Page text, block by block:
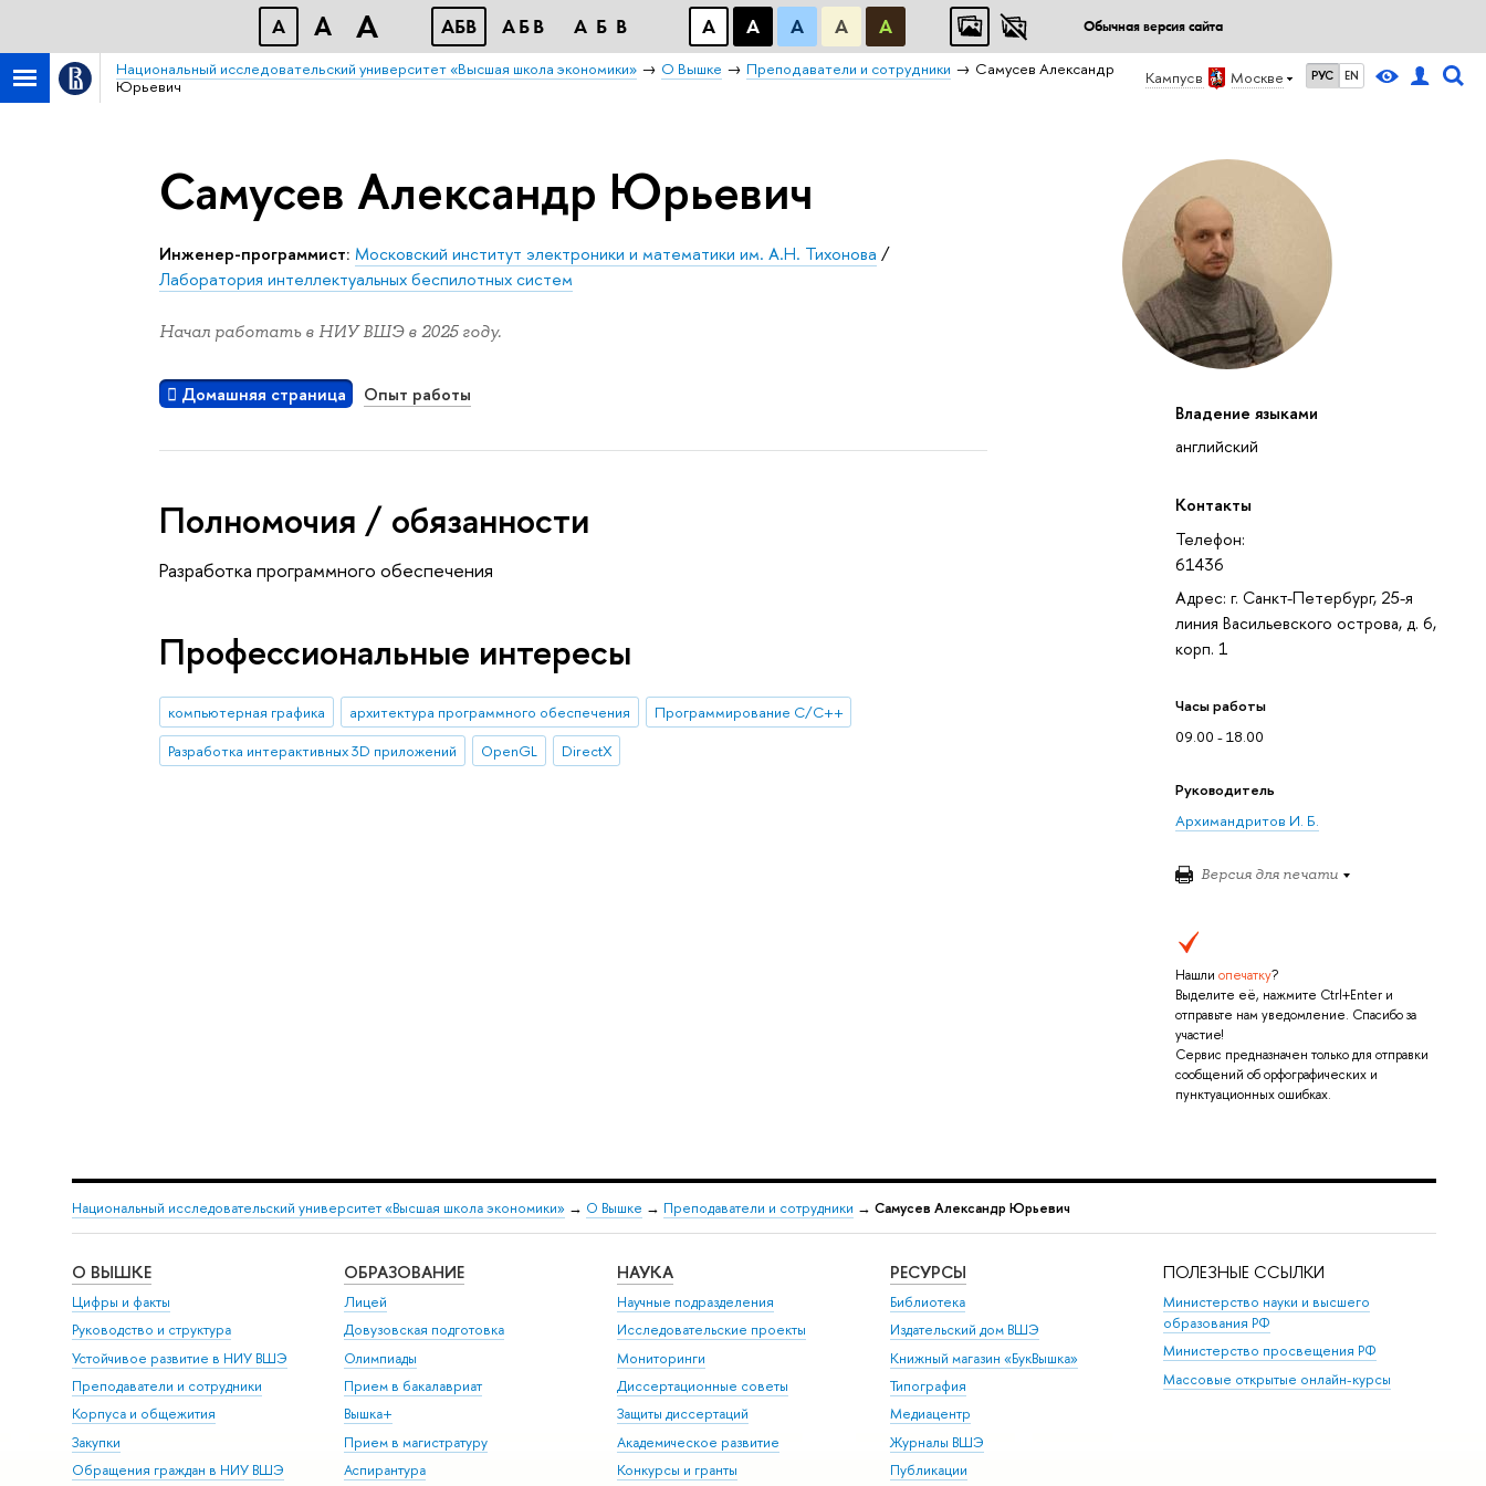
A A A АБB АБB АБB А А А А А Обычная версия сайта
Кампус в Москве РУС EN
Национальный исследовательский университет «Высшая школа экономики» О Вышке Преподаватели и сотрудники
Самусев Александр
Юрьевич
Владение языками
английский
Контакты
Телефон:
61436
Адрес: г. Санкт-Петербург, 25-я
линия Васильевского острова, д. 6,
корп. 1
Часы работы
09.00 - 18.00
Руководитель
Архимандритов И. Б.
Версия для печати
Нашли опечатку?
Выделите её, нажмите Ctrl+Enter и
отправьте нам уведомление. Спасибо за
участие!
Сервис предназначен только для отправки
сообщений об орфографических и
пунктуационных ошибках.
Самусев Александр Юрьевич
Инженер-программист: Московский институт электроники и математики им. А.Н. Тихонова /
Лаборатория интеллектуальных беспилотных систем
Начал работать в НИУ ВШЭ в 2025 году.
Домашняя страница Опыт работы
Полномочия / обязанности
Разработка программного обеспечения
Профессиональные интересы
компьютерная графика архитектура программного обеспечения
Программирование С/С++
Разработка интерактивных 3D приложений
OpenGL DirectX
Национальный исследовательский университет «Высшая школа экономики» → О Вышке → Преподаватели и сотрудники → Самусев Александр Юрьевич
О ВЫШКЕ
Цифры и факты
Руководство и структура
Устойчивое развитие в НИУ ВШЭ
Преподаватели и сотрудники
Корпуса и общежития
Закупки
Обращения граждан в НИУ ВШЭ
ОБРАЗОВАНИЕ
Лицей
Довузовская подготовка
Олимпиады
Прием в бакалавриат
Вышка+
Прием в магистратуру
Аспирантура
НАУКА
Научные подразделения
Исследовательские проекты
Мониторинги
Диссертационные советы
Защиты диссертаций
Академическое развитие
Конкурсы и гранты
РЕСУРСЫ
Библиотека
Издательский дом ВШЭ
Книжный магазин «БукВышка»
Типография
Медиацентр
Журналы ВШЭ
Публикации
ПОЛЕЗНЫЕ ССЫЛКИ
Министерство науки и высшего
образования РФ
Министерство просвещения РФ
Массовые открытые онлайн-курсы